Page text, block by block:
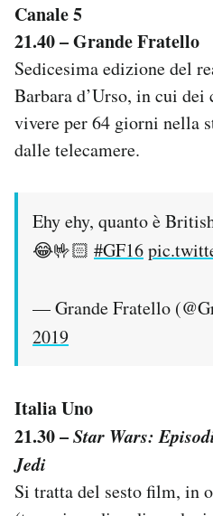
Canale 5
21.40 – Grande Fratello
Sedicesima edizione del
Barbara d’Urso, in cui dei
vivere per 64 giorni nella
dalle telecamere.
Ehy ehy, quanto è
😂🤟🏻 #GF16
— Grande Fratello
2019
Italia Uno
21.30 –Star Wars:
Jedi
Si tratta del sesto film, in